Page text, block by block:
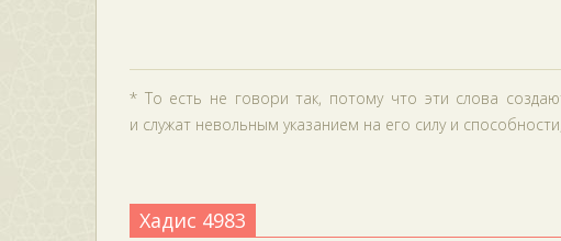
* То есть не говори так, потому что эти слова
и служат невольным указанием на его силу и
Хадис 4983